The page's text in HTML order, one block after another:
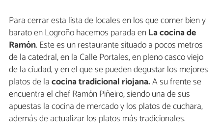
Para cerrar esta lista de locales en los que comer bien y
barato en Logroño hacemos parada enLa cocina de
Ramón. Este es un restaurante situado a pocos metros
de la catedral, en la Calle Portales, en pleno casco viejo
de la ciudad, y en el que se pueden degustar los mejores
platos de lacocina tradicional riojana.A su frente se
encuentra el chef Ramón Piñeiro, siendo una de sus
apuestas la cocina de mercado y los platos de cuchara,
además de actualizar los platos más tradicionales.